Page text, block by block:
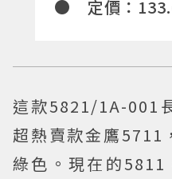
● 定價：
這款5821/1A-001
超熱賣款金鷹5711
綠色。現在的